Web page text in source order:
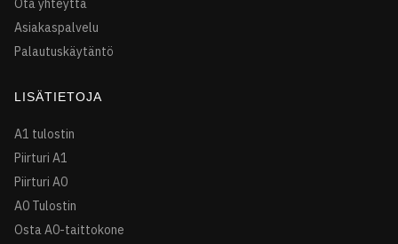
Ota yhteyttä
Asiakaspalvelu
Palautuskäytäntö
LISÄTIETOJA
A1 tulostin
Piirturi A1
Piirturi A0
A0 Tulostin
Osta A0-taittokone